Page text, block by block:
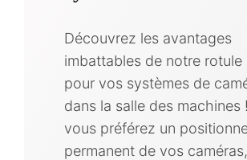
Découvrez les avantages
imbattables de notre rotule
pour vos systèmes de
dans la salle des machines
vous préférez un
permanent de vos